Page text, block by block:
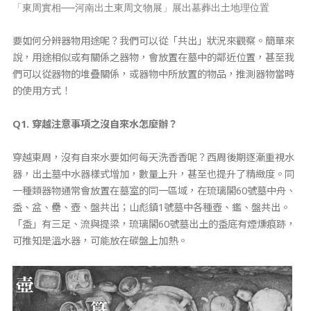
「東周實相──河南出土東周文物展」展出墓葬出土地理位置
要如何分辨器物用途呢？我們可以從「共出」狀況來觀察。簡單來
說，用途相似或有關係之器物，會放置在墓中的鄰近位置，甚至我
們可以從器物的堆疊關係，或器物中所放置的物品，推測器物當時
的使用方式！
Q1. 穿越注意事項之沒自來水怎麼辦？
穿越東周，沒有自來水要如何每天洗香香呢？西周後期逐漸重視水
器，出土墓中水器樣式增加，數量上升，甚至也提升了精緻度。同
一種類器物通常會放置在墓室的同一區域，在琉璃閣60號墓中舟、
盉、盆、罍、壺、盤共出；山彪鎮1號墓中各種壺、鑑、盤共出。
「盉」有三足、流與提梁，琉璃閣60號墓出土的盉底有煙燻痕跡，
可推知是溫水器，可能放在碳盤上加熱。